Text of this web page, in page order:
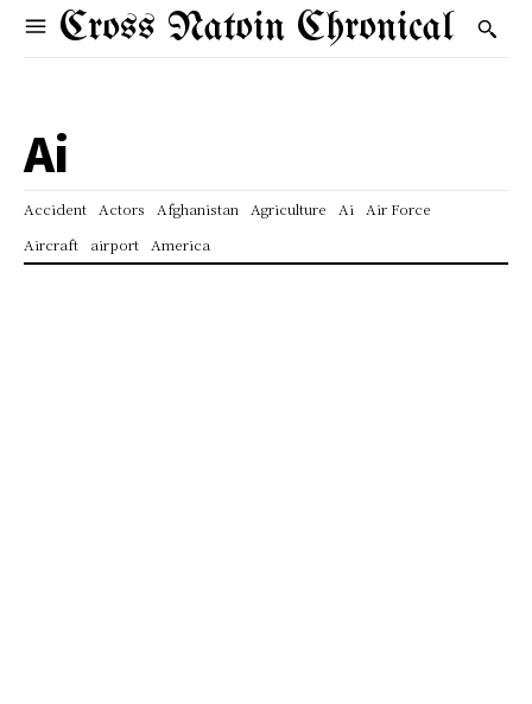
Cross Natoin Chronical
Ai
Accident Actors Afghanistan Agriculture Ai
Air Force
Aircraft
airport America